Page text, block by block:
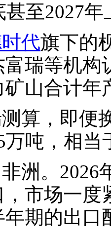
甚至2027
代旗下的
瑞等机构
山合计年
算，即便
吨，相当
洲。2026
，市场一
期的出口